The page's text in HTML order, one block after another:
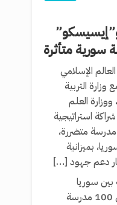
الإسلامي
التربية
العلم
استراتيجية
ثلاثية واعدة، بهدف إعادة تأهيل 100 مدرسة متضررة،
بميزانية
بين سوريا
و”إيسيسكو” وأذربيجان لإعادة تأهيل 100 مدرسة